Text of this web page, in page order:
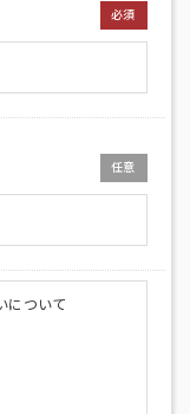
必須
任意
について